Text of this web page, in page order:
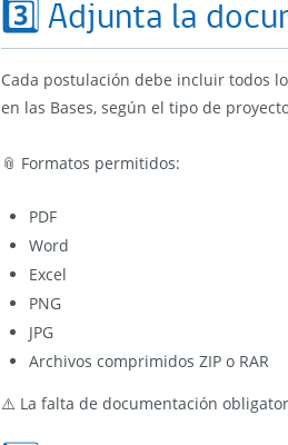
3️⃣ Adjunta la
Cada postulación debe incluir todos
en las Bases, según el tipo de
📎 Formatos permitidos:
PDF
Word
Excel
PNG
JPG
Archivos comprimidos ZIP o RAR
⚠️ La falta de documentación